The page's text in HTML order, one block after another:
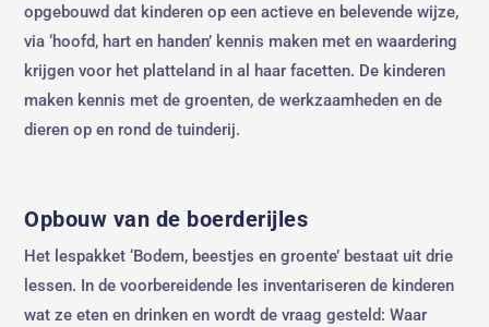
opgebouwd dat kinderen op een actieve en belevende wijze,
via ‘hoofd, hart en handen’ kennis maken met en waardering
krijgen voor het platteland in al haar facetten. De kinderen
maken kennis met de groenten, de werkzaamheden en de
dieren op en rond de tuinderij.
Opbouw van de boerderijles
Het lespakket ‘Bodem, beestjes en groente’ bestaat uit drie
lessen. In de voorbereidende les inventariseren de kinderen
wat ze eten en drinken en wordt de vraag gesteld: Waar